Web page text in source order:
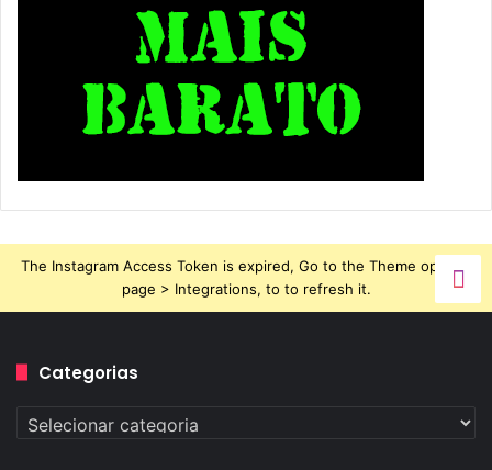
The Instagram Access Token is expired, Go to the Theme options
page > Integrations, to to refresh it.
Categorias
Categorias